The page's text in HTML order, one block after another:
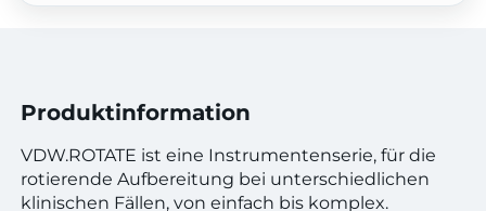
Produktinformation
VDW.ROTATE ist eine Instrumentenserie, für die
rotierende Aufbereitung bei unterschiedlichen
klinischen Fällen, von einfach bis komplex.